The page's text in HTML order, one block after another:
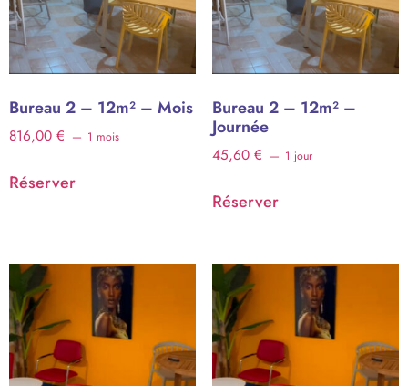
Bureau 2 – 12m² – Mois
816,00 € 1 mois
Réserver
Bureau 2 – 12m² –
Journée
45,60 € 1 jour
Réserver